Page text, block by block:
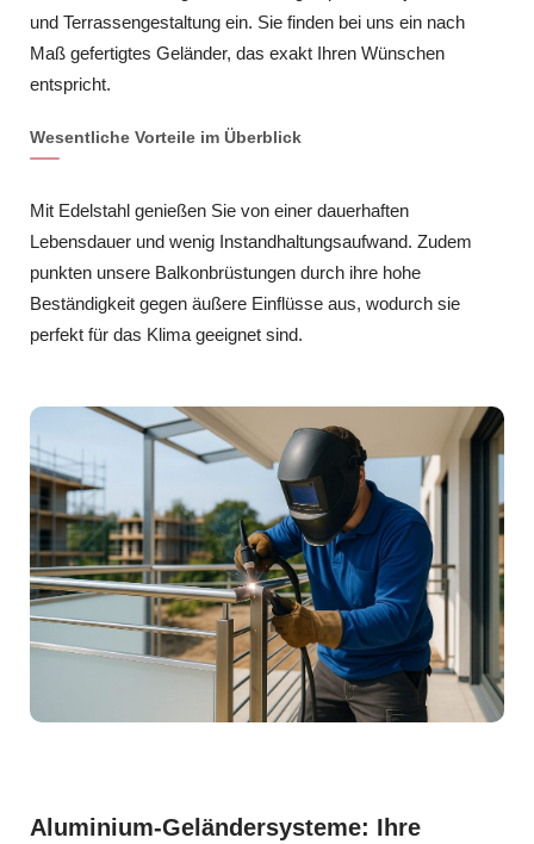
und Terrassengestaltung ein. Sie finden bei uns ein nach
Maß gefertigtes Geländer, das exakt Ihren Wünschen
entspricht.
Wesentliche Vorteile im Überblick
Mit Edelstahl genießen Sie von einer dauerhaften
Lebensdauer und wenig Instandhaltungsaufwand. Zudem
punkten unsere Balkonbrüstungen durch ihre hohe
Beständigkeit gegen äußere Einflüsse aus, wodurch sie
perfekt für das Klima geeignet sind.
Aluminium-Geländersysteme: Ihre